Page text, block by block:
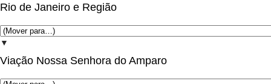
Rio de Janeiro e Região
▼
Viação Nossa Senhora do Amparo